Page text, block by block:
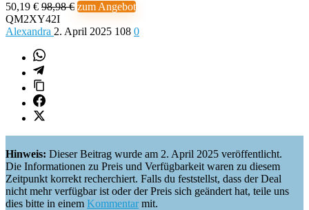
50,19 € 98,98 € zum Angebot
QM2XY42I
Alexandra 2. April 2025 108 0
Hinweis: Dieser Beitrag wurde am 2. April 2025 veröffentlicht.
Die Informationen zu Preis und Verfügbarkeit waren zu diesem
Zeitpunkt korrekt recherchiert. Falls du feststellst, dass der Deal
nicht mehr verfügbar ist oder der Preis sich geändert hat, teile uns
dies bitte in einem Kommentarmit.